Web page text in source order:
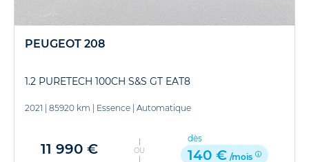
PEUGEOT 208
1.2 PURETECH 100CH S&S GT EAT8
2021 | 85920 km | Essence | Automatique
11 990 € OU
dès
140 € /mois